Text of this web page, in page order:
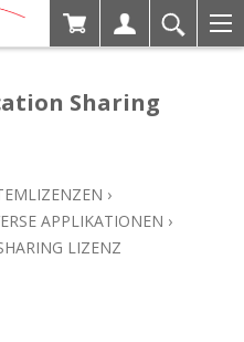
Sharing
›
APPLIKATIONEN ›
LIZENZ